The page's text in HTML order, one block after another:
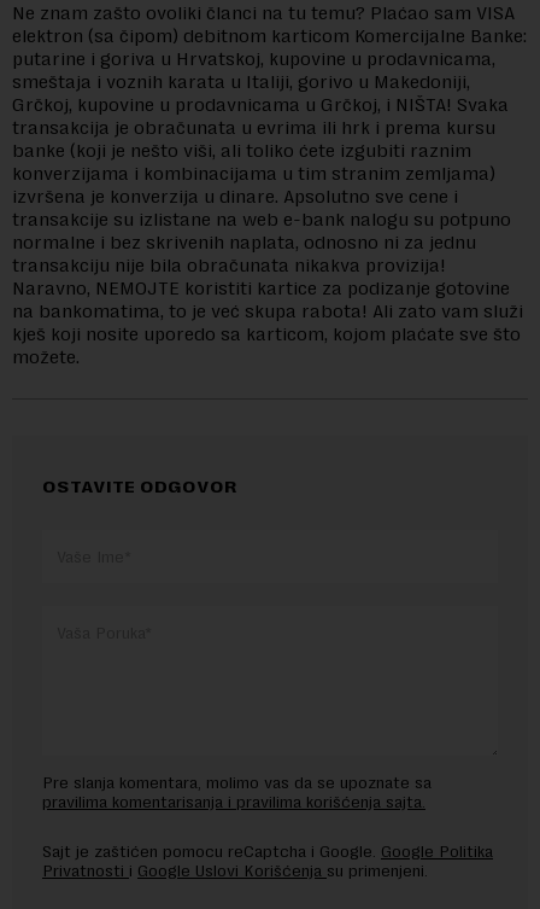
Ne znam zašto ovoliki članci na tu temu? Plaćao sam VISA
elektron (sa čipom) debitnom karticom Komercijalne Banke:
putarine i goriva u Hrvatskoj, kupovine u prodavnicama,
smeštaja i voznih karata u Italiji, gorivo u Makedoniji,
Grčkoj, kupovine u prodavnicama u Grčkoj, i NIŠTA! Svaka
transakcija je obračunata u evrima ili hrk i prema kursu
banke (koji je nešto viši, ali toliko ćete izgubiti raznim
konverzijama i kombinacijama u tim stranim zemljama)
izvršena je konverzija u dinare. Apsolutno sve cene i
transakcije su izlistane na web e-bank nalogu su potpuno
normalne i bez skrivenih naplata, odnosno ni za jednu
transakciju nije bila obračunata nikakva provizija!
Naravno, NEMOJTE koristiti kartice za podizanje gotovine
na bankomatima, to je već skupa rabota! Ali zato vam služi
kješ koji nosite uporedo sa karticom, kojom plaćate sve što
možete.
OSTAVITE ODGOVOR
Pre slanja komentara, molimo vas da se upoznate sa
pravilima komentarisanja i pravilima korišćenja sajta.
Sajt je zaštićen pomocu reCaptcha i Google. Google Politika
Privatnosti i Google Uslovi Korišćenja su primenjeni.